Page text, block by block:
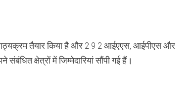
पाठ्यक्रम तैयार किया है और 2 9 2 आईएएस, आईपीएस और
क्षेत्रों में जिम्मेदारियां सौंपी गई हैं।